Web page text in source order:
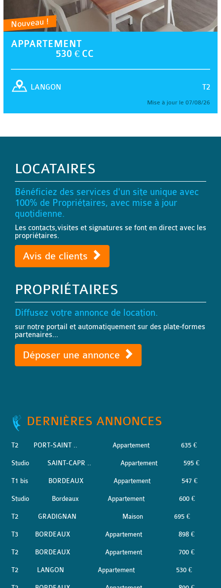
Nouveau !
APPARTEMENT
530 € CC
T2
LANGON
Mise à jour le 07/08/26
LOCATAIRES
Bénéficiez des services d'un site unique avec
100% de Propriétaires, avec mise à jour
quotidienne.
Les contacts,visites et signatures se font en direct avec les
propriétaires.
Avis de clients
PROPRIÉTAIRES
Diffusez votre annonce de location.
sur notre portail et automatiquement sur des plate-formes
partenaires...
Déposer une annonce
DERNIÈRES ANNONCES
T2 PORT-SAINT .. Appartement 635 €
Studio SAINT-CAPR .. Appartement 595 €
T1 bis BORDEAUX Appartement 547 €
Studio Bordeaux Appartement 600 €
T2 GRADIGNAN Maison 695 €
T3 BORDEAUX Appartement 898 €
T2 BORDEAUX Appartement 700 €
T2 LANGON Appartement 530 €